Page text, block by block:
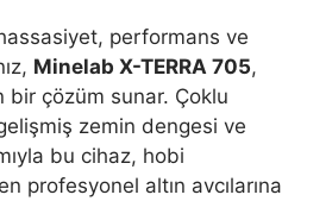
performans ve
Minelab X-TERRA 705,
bir çözüm sunar. Çoklu
zemin dengesi ve
bu cihaz, hobi
profesyonel altın avcılarına